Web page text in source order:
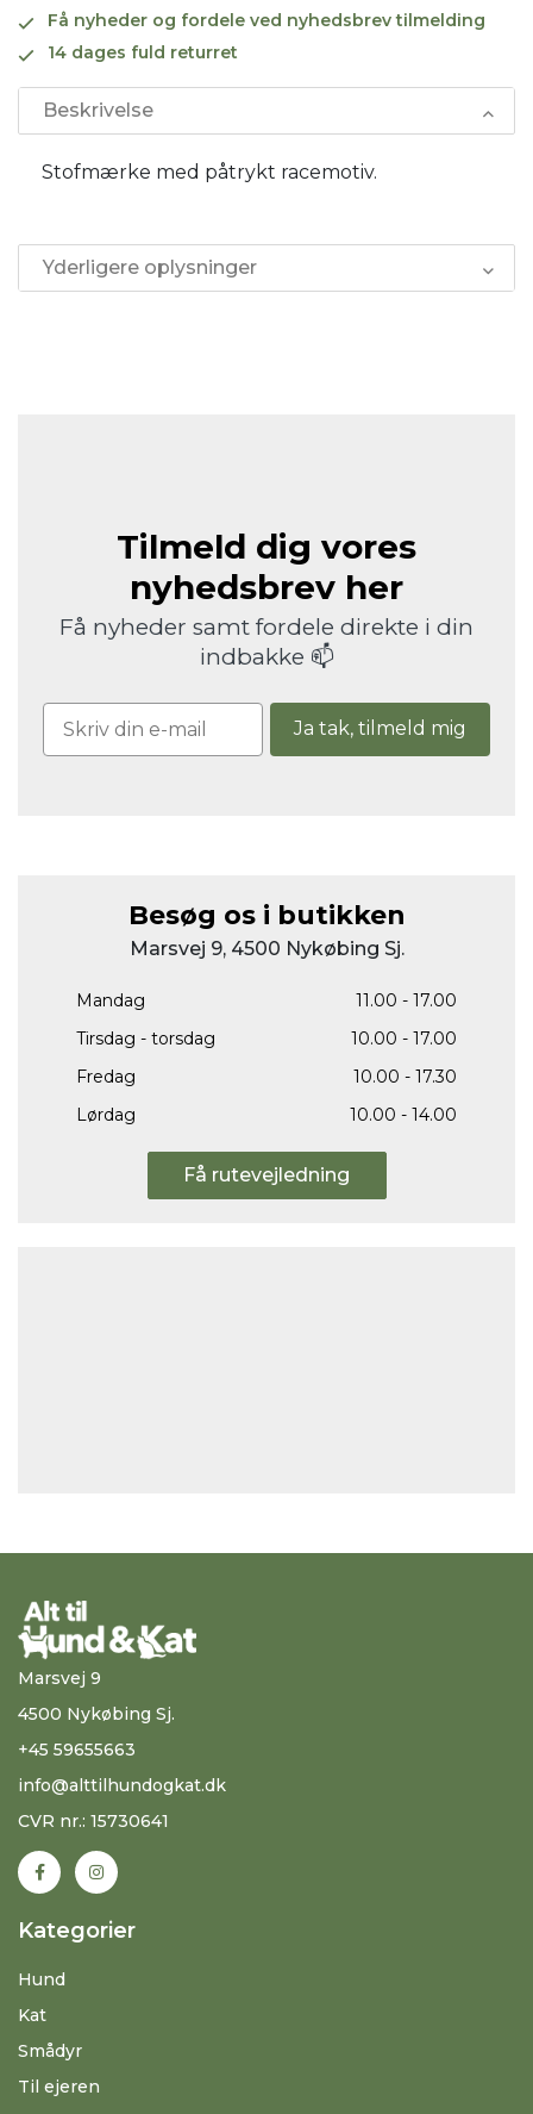
Få nyheder og fordele ved nyhedsbrev tilmelding
14 dages fuld returret
Beskrivelse
Stofmærke med påtrykt racemotiv.
Yderligere oplysninger
Tilmeld dig vores
nyhedsbrev her
Få nyheder samt fordele direkte i din
indbakke 📫
Ja tak, tilmeld mig
Besøg os i butikken
Marsvej 9, 4500 Nykøbing Sj.
Mandag
11.00 - 17.00
Tirsdag - torsdag
10.00 - 17.00
Fredag
10.00 - 17.30
Lørdag
10.00 - 14.00
Få rutevejledning
Marsvej 9
4500 Nykøbing Sj.
+45 59655663
info@alttilhundogkat.dk
CVR nr.: 15730641
Kategorier
Hund
Kat
Smådyr
Til ejeren